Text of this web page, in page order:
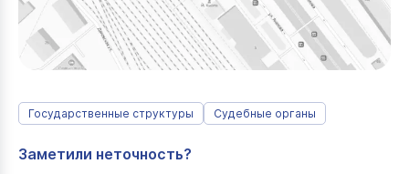
Государственные структуры Судебные органы
Заметили неточность?